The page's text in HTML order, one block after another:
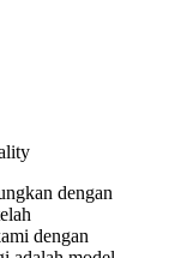
dengan
dengan